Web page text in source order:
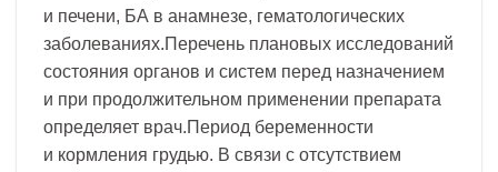
и печени, БА в анамнезе, гематологических
заболеваниях.Перечень плановых исследований
состояния органов и систем перед назначением
и при продолжительном применении препарата
определяет врач.Период беременности
и кормления грудью. В связи с отсутствием